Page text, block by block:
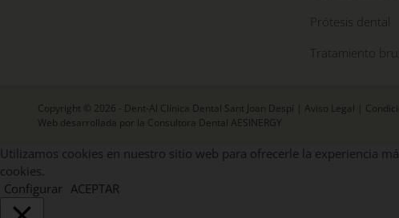
Prótesis dental
Tratamiento
Copyright © 2026 - Dent-Al Clínica Dental Sant Joan Despí | Aviso Legal
Web desarrollada por la Consultora Dental AESINERGY
Utilizamos cookies en nuestro sitio web para ofrecerle la experiencia
cookies.
Configurar ACEPTAR